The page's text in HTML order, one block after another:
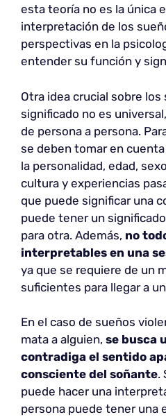
esta teoría no es la única
interpretación de los
perspectivas en la
entender su función y
Otra idea crucial sobre los
significado no es
de persona a persona.
se deben tomar en
la personalidad, edad,
cultura y experiencias
que puede significar una
puede tener un
para otra. Además, no
interpretables en una
ya que se requiere de un
suficientes para llegar a
En el caso de sueños
mata a alguien, se busca
contradiga el sentido
consciente del soñante.
puede hacer una
persona puede tener una